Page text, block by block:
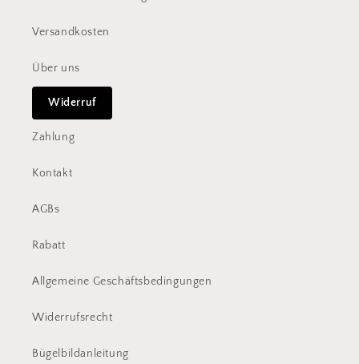
Versandkosten
Über uns
Widerruf
Zahlung
Kontakt
AGBs
Rabatt
Allgemeine Geschäftsbedingungen
Widerrufsrecht
Bügelbildanleitung